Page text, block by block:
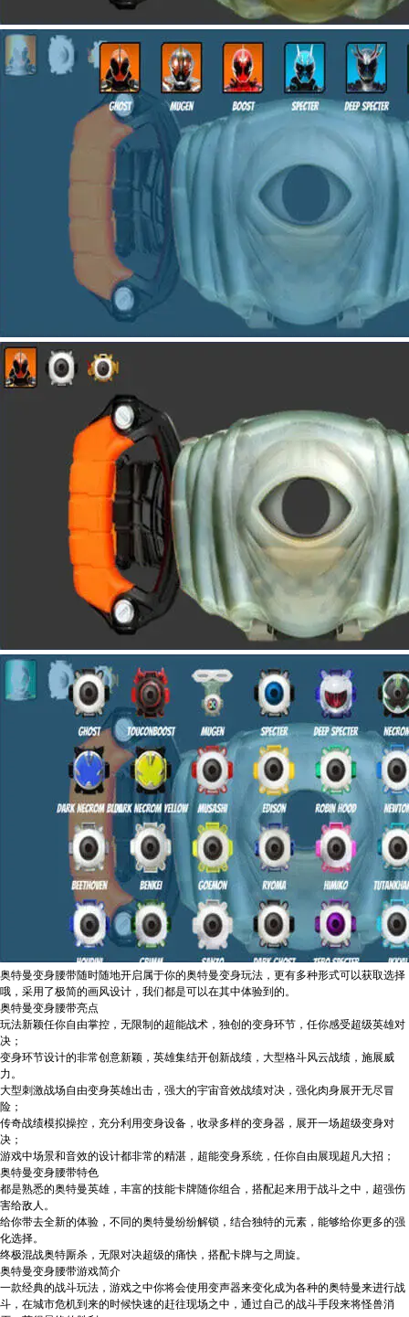
奥特曼变身腰带随时随地开启属于你的奥特曼变身玩法，更有多种形式可以获取选择
哦，采用了极简的画风设计，我们都是可以在其中体验到的。
奥特曼变身腰带亮点
玩法新颖任你自由掌控，无限制的超能战术，独创的变身环节，任你感受超级英雄对
决；
变身环节设计的非常创意新颖，英雄集结开创新战绩，大型格斗风云战绩，施展威
力。
大型刺激战场自由变身英雄出击，强大的宇宙音效战绩对决，强化肉身展开无尽冒
险；
传奇战绩模拟操控，充分利用变身设备，收录多样的变身器，展开一场超级变身对
决；
游戏中场景和音效的设计都非常的精湛，超能变身系统，任你自由展现超凡大招；
奥特曼变身腰带特色
都是熟悉的奥特曼英雄，丰富的技能卡牌随你组合，搭配起来用于战斗之中，超强伤
害给敌人。
给你带去全新的体验，不同的奥特曼纷纷解锁，结合独特的元素，能够给你更多的强
化选择。
终极混战奥特厮杀，无限对决超级的痛快，搭配卡牌与之周旋。
奥特曼变身腰带游戏简介
一款经典的战斗玩法，游戏之中你将会使用变声器来变化成为各种的奥特曼来进行战
斗，在城市危机到来的时候快速的赶往现场之中，通过自己的战斗手段来将怪兽消